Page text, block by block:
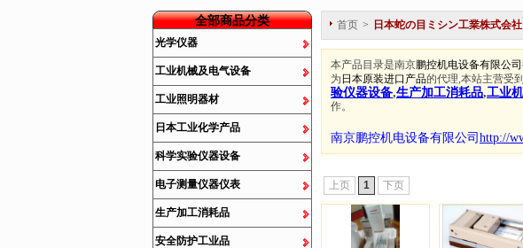
全部商品分类
光学仪器
工业机械及电气设备
工业照明器材
日本工业化学产品
科学实验仪器设备
电子测量仪器仪表
生产加工消耗品
安全防护工业品
首页 > 日本蛇の目ミシン工業株式会
本产品目录是南京鹏控机电设备有限公司
为 日本原装进口产品的代理,本站主营受
验仪器设备,生产加工消耗品,工业
作。
南京鹏控机电设备有限公司http://
上页 1 下页